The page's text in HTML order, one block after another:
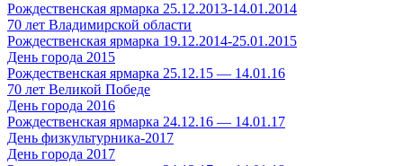
Рождественская ярмарка 25.12.2013-14.01.2014
70 лет Владимирской области
Рождественская ярмарка 19.12.2014-25.01.2015
День города 2015
Рождественская ярмарка 25.12.15 — 14.01.16
70 лет Великой Победе
День города 2016
Рождественская ярмарка 24.12.16 — 14.01.17
День физкультурника-2017
День города 2017